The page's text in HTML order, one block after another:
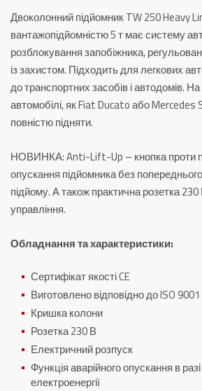
Двоколонний підйомник TW 250 Heavy
вантажопідйомністю 5 т має систему
розблокування запобіжника,
із захистом. Підходить для легкових
до транспортних засобів і автодомів. На
автомобілі, як Fiat Ducato або
повністю підняти.
НОВИНКА:Anti-Lift-Up – кнопка проти
опускання підйомника без
підйому.А також практична розетка
управління.
Обладнання та характеристики:
Сертифікат якості CE
Виготовлено відповідно до ISO 9001
Кришка колони
Розетка 230 В
Електричний розпуск
Функція аварійного опускання в
електроенергії